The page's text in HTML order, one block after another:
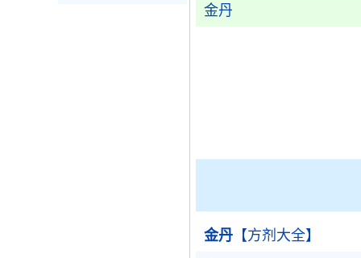
金丹
金丹 【方剂大全】